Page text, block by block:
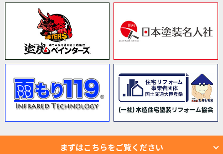
まずはこちらをご覧ください